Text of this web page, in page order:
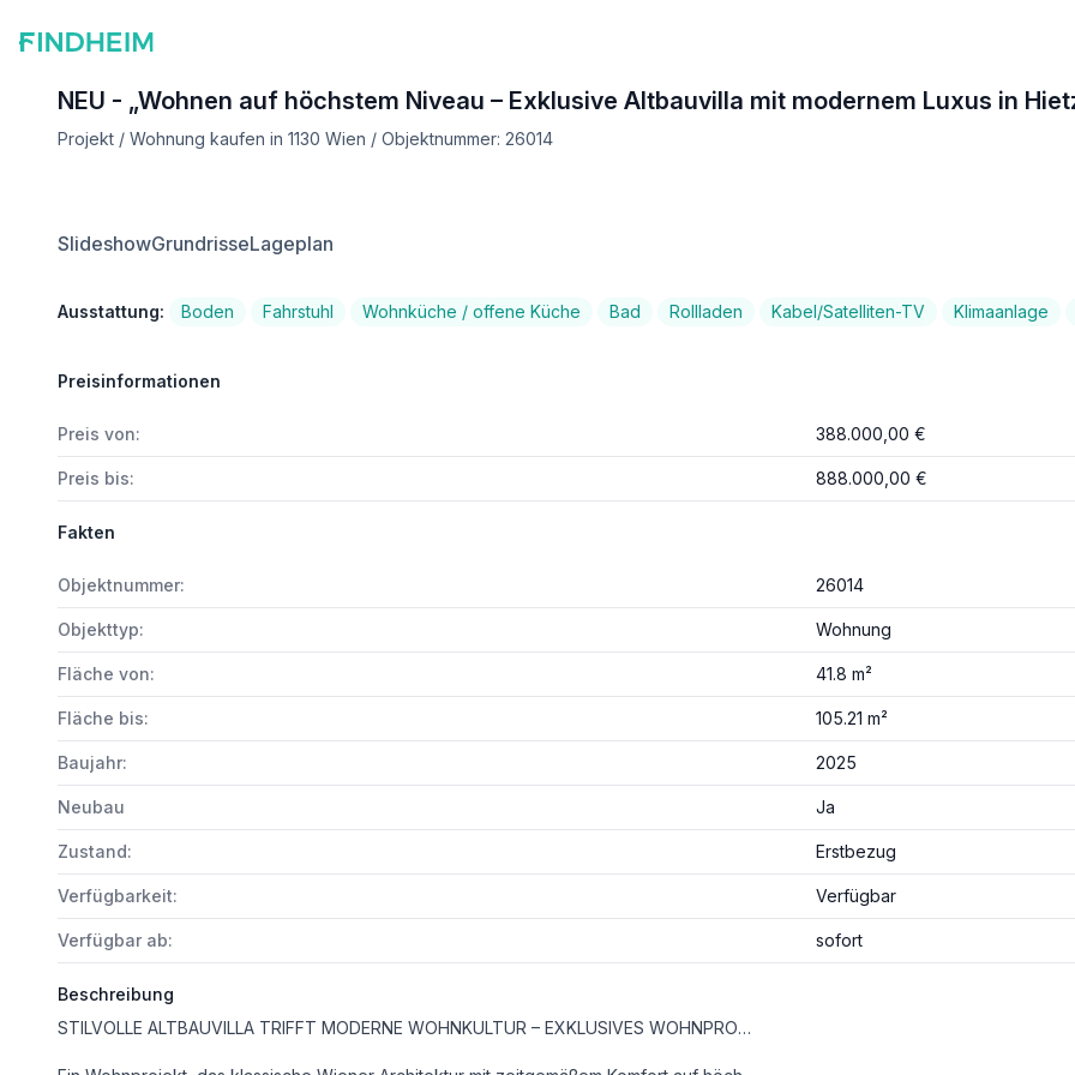
NEU - „Wohnen auf höchstem Niveau – Exklusive Altbauvilla mit modernem Luxus in
Projekt / Wohnung kaufen in 1130 Wien / Objektnummer: 26014
SlideshowGrundrisseLageplan
Ausstattung: Boden Fahrstuhl Wohnküche / offene Küche Bad Rollladen Kabel/Satelliten-TV Klimaanlage
Preisinformationen
Preis von: 388.000,00 €
Preis bis: 888.000,00 €
Fakten
Objektnummer: 26014
Objekttyp: Wohnung
Fläche von: 41.8 m²
Fläche bis: 105.21 m²
Baujahr: 2025
Neubau Ja
Zustand: Erstbezug
Verfügbarkeit: Verfügbar
Verfügbar ab: sofort
Beschreibung
STILVOLLE ALTBAUVILLA TRIFFT MODERNE WOHNKULTUR – EXKLUSIVES WOHNPROJEKT IN HIETZING